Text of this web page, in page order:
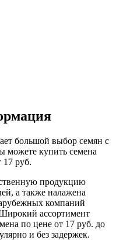
большой выбор семян с
можете купить семена
17 руб.
продукцию
а также налажена
компаний
ассортимент
по цене от 17 руб. до
и без задержек.